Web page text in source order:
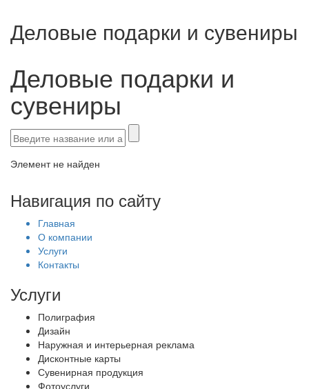
Деловые подарки и сувениры
Деловые подарки и
сувениры
Элемент не найден
Навигация по сайту
Главная
О компании
Услуги
Контакты
Услуги
Полиграфия
Дизайн
Наружная и интерьерная реклама
Дисконтные карты
Сувенирная продукция
Фотоуслуги